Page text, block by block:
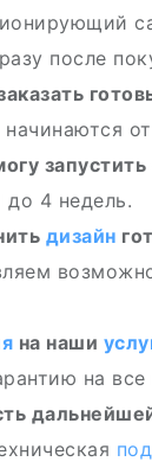
после
запустить
до 4 недель.
дизайн
на наши
на